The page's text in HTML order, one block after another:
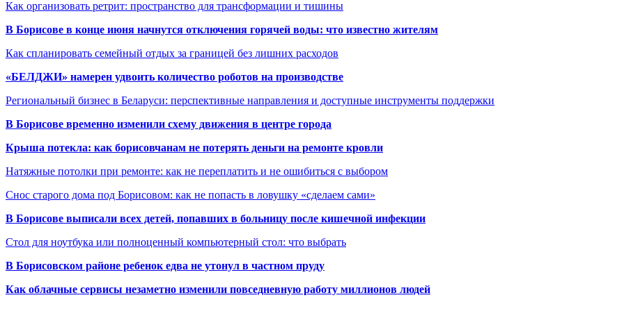
Как организовать ретрит: пространство для трансформации и тишины
В Борисове в конце июня начнутся отключения горячей воды: что известно жителям
Как спланировать семейный отдых за границей без лишних расходов
«БЕЛДЖИ» намерен удвоить количество роботов на производстве
Региональный бизнес в Беларуси: перспективные направления и доступные инструменты поддержки
В Борисове временно изменили схему движения в центре города
Крыша потекла: как борисовчанам не потерять деньги на ремонте кровли
Натяжные потолки при ремонте: как не переплатить и не ошибиться с выбором
Снос старого дома под Борисовом: как не попасть в ловушку «сделаем сами»
В Борисове выписали всех детей, попавших в больницу после кишечной инфекции
Стол для ноутбука или полноценный компьютерный стол: что выбрать
В Борисовском районе ребенок едва не утонул в частном пруду
Как облачные сервисы незаметно изменили повседневную работу миллионов людей